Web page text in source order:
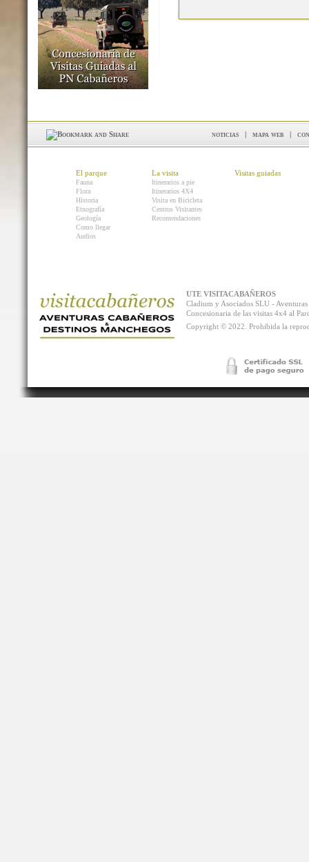
noticias | mapa web |
El parque
Fauna
Flora
Historia
Etnografía
Geología
Como llegar
Audios
La visita
Itinerarios a pie
Itinerarios 4X4
Visita en Bicicleta
Centros Visitantes
Recomendaciones
Visitas guiadas
UTE VISITACABAÑEROS
Cladium y Asociados SLU -
Concesionaria de las visitas 4x4 al
Copyright © 2022. Prohibida la